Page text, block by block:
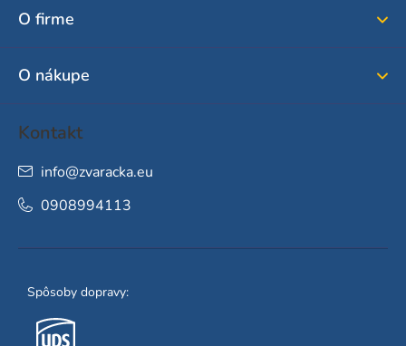
O firme
O nákupe
Kontakt
info@zvaracka.eu
0908994113
Spôsoby dopravy: